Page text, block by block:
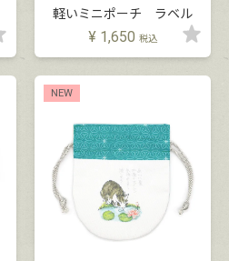
軽いミニポーチ ラベル
¥ 1,650 税込
NEW